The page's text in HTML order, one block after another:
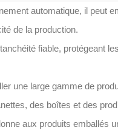
automatique, il peut
de la production.
fiable, protégeant
une large gamme de
des boîtes et des
aux produits emballés